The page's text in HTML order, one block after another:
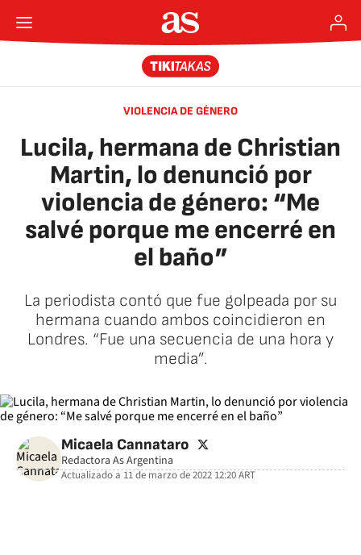
VIOLENCIA DE GÉNERO
Lucila, hermana de Christian
Martin, lo denunció por
violencia de género: “Me
salvé porque me encerré en
el baño”
La periodista contó que fue golpeada por su
hermana cuando ambos coincidieron en
Londres. “Fue una secuencia de una hora y
media”.
Micaela Cannataro twitter
Redactora As Argentina
Actualizado a11 de marzo de 2022 12:20ART